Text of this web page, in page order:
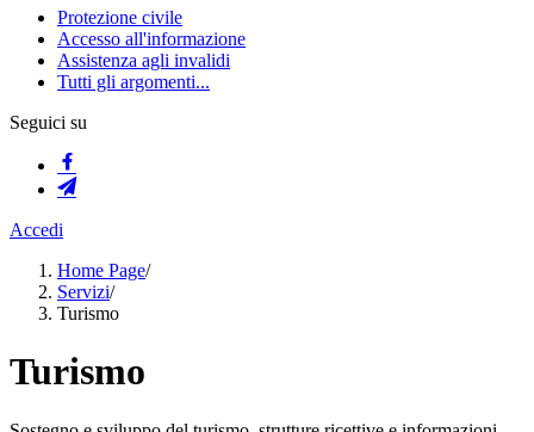
Protezione civile
Accesso all'informazione
Assistenza agli invalidi
Tutti gli argomenti...
Seguici su
Accedi
Home Page/
Servizi/
Turismo
Turismo